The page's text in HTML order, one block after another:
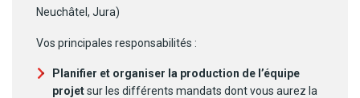
Neuchâtel, Jura)
Vos principales responsabilités :
P lanifier et organiser la production de l’équipe
projetsur les différents mandats dont vous aurez la